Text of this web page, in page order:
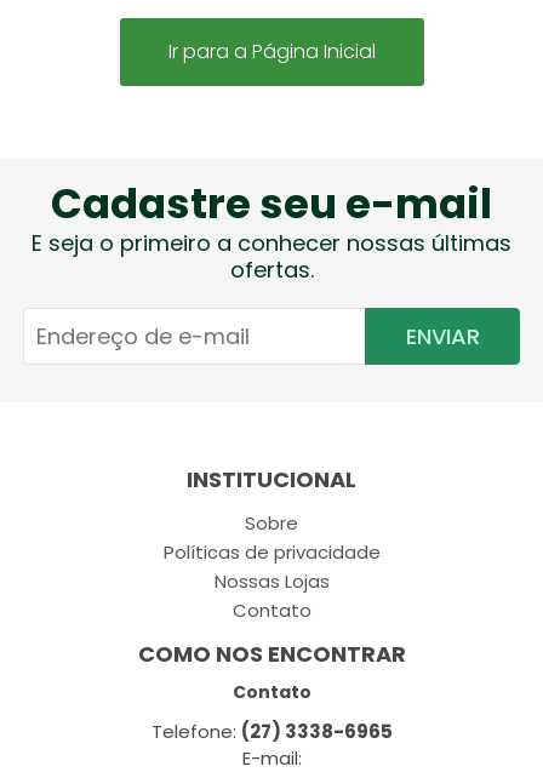
Ir para a Página Inicial
Cadastre seu e-mail
E seja o primeiro a conhecer nossas últimas
ofertas.
ENVIAR
INSTITUCIONAL
Sobre
Políticas de privacidade
Nossas Lojas
Contato
COMO NOS ENCONTRAR
Contato
Telefone: (27) 3338-6965
E-mail: